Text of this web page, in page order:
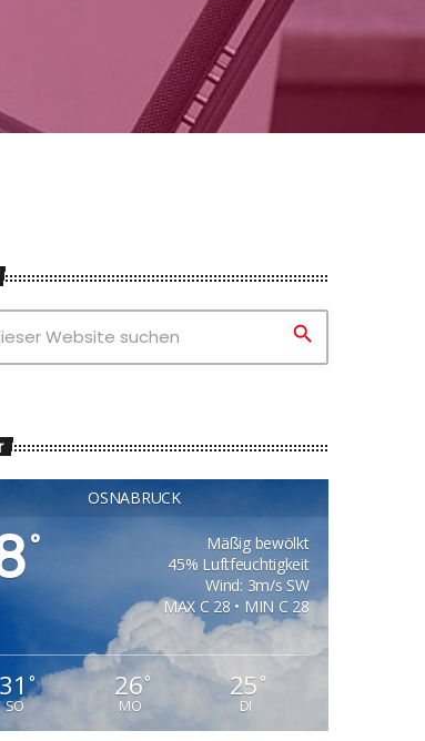
search
OSNABRÜCK
°
Mäßig bewölkt
45% Luftfeuchtigkeit
Wind: 3m/s SW
MAX C 28 • MIN C 28
31°
SO
26°
MO
25 °
DI